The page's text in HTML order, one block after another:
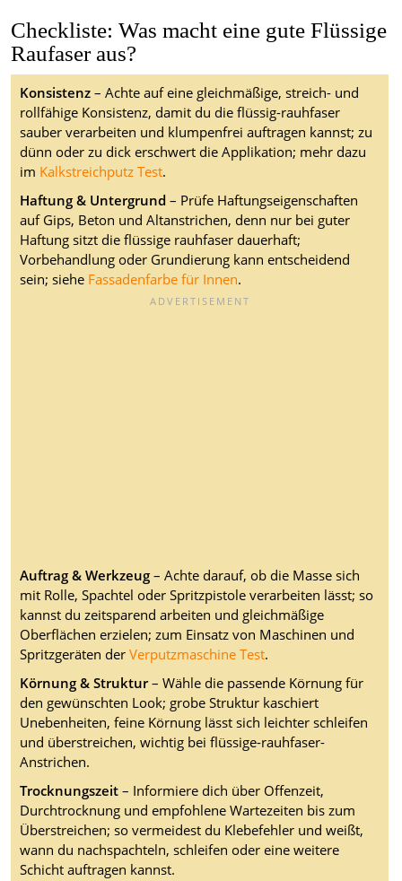
Checkliste: Was macht eine gute Flüssige
Raufaser aus?
Konsistenz– Achte auf eine gleichmäßige, streich- und
rollfähige Konsistenz, damit du die flüssig-rauhfaser
sauber verarbeiten und klumpenfrei auftragen kannst; zu
dünn oder zu dick erschwert die Applikation; mehr dazu
im Kalkstreichputz Test.
Haftung & Untergrund– Prüfe Haftungseigenschaften
auf Gips, Beton und Altanstrichen, denn nur bei guter
Haftung sitzt die flüssige rauhfaser dauerhaft;
Vorbehandlung oder Grundierung kann entscheidend
sein; siehe Fassadenfarbe für Innen.
Auftrag & Werkzeug– Achte darauf, ob die Masse sich
mit Rolle, Spachtel oder Spritzpistole verarbeiten lässt; so
kannst du zeitsparend arbeiten und gleichmäßige
Oberflächen erzielen; zum Einsatz von Maschinen und
Spritzgeräten derVerputzmaschine Test.
Körnung & Struktur– Wähle die passende Körnung für
den gewünschten Look; grobe Struktur kaschiert
Unebenheiten, feine Körnung lässt sich leichter schleifen
und überstreichen, wichtig bei flüssige-rauhfaser-
Anstrichen.
Trocknungszeit– Informiere dich über Offenzeit,
Durchtrocknung und empfohlene Wartezeiten bis zum
Überstreichen; so vermeidest du Klebefehler und weißt,
wann du nachspachteln, schleifen oder eine weitere
Schicht auftragen kannst.